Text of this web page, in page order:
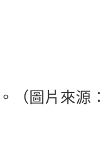
（圖片來源